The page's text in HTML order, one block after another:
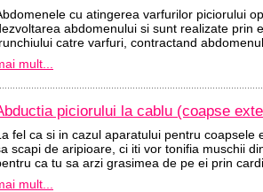
cu atingerea varfurilor piciorului
abdomenului si sunt realizate prin
catre varfuri, contractand
mult...
piciorului la cablu (coapse
fel ca si in cazul aparatului pentru
scapi de aripioare, ci iti vor tonifia muschii
ca tu sa arzi grasimea de pe ei prin
mult...